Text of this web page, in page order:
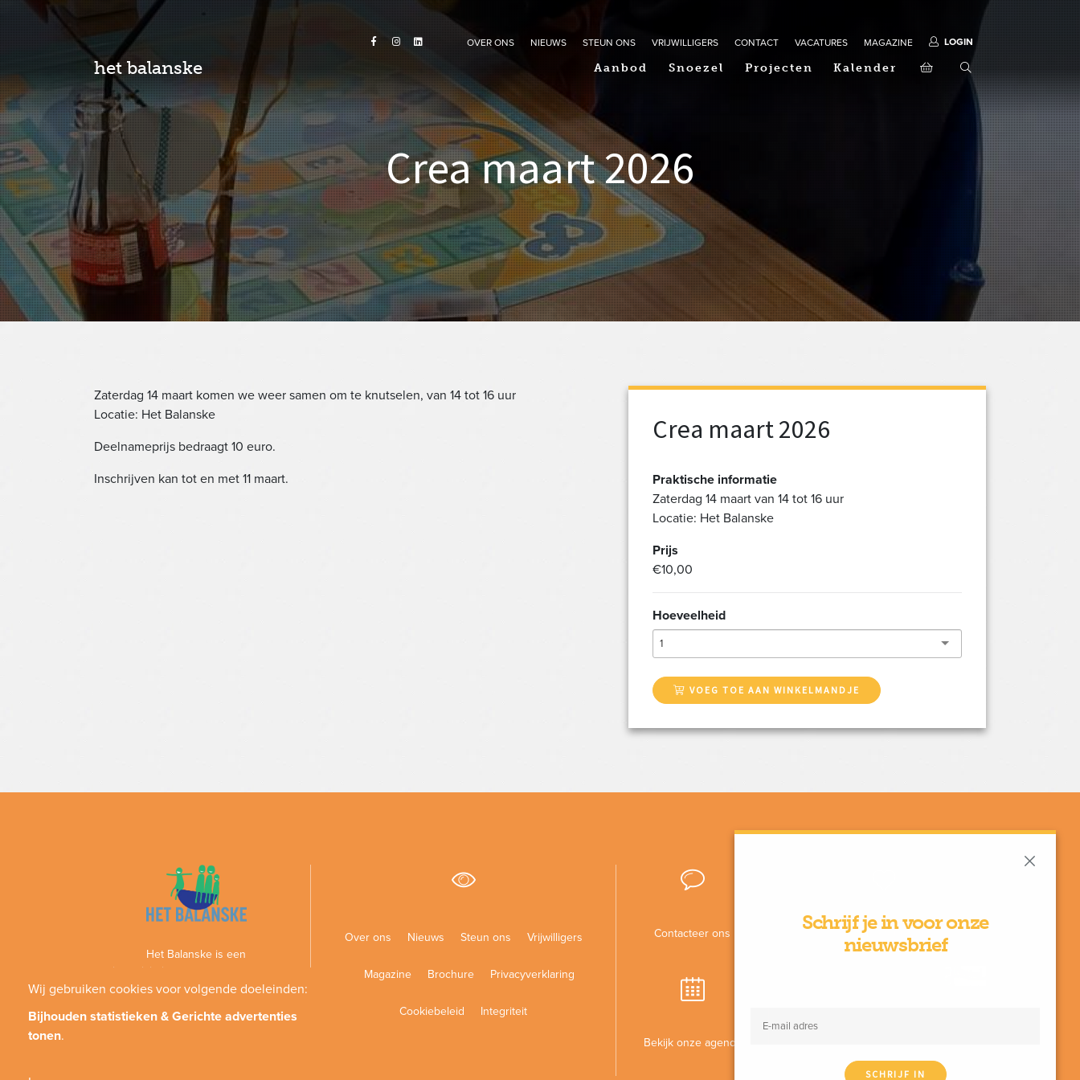
OVER ONS NIEUWS STEUN ONS VRIJWILLIGERS CONTACT VACATURES MAGAZINE LOGIN
het balanske Aanbod Snoezel Projecten Kalender
Crea maart 2026
Zaterdag 14 maart komen we weer samen om te knutselen, van 14 tot 16 uur
Locatie: Het Balanske
Deelnameprijs bedraagt 10 euro.
Inschrijven kan tot en met 11 maart.
Crea maart 2026
Praktische informatie
Zaterdag 14 maart van 14 tot 16 uur
Locatie: Het Balanske
Prijs
€10,00
Hoeveelheid
1
VOEG TOE AAN WINKELMANDJE
Schrijf je in voor onze
nieuwsbrief
SCHRIJF IN
Het Balanske is een
gezinsactiviteitencentrum voor personen
met een handicap en hun gezin
Over ons Nieuws Steun ons Vrijwilligers
Magazine Brochure Privacyverklaring
Cookiebeleid Integriteit
Contacteer ons
Bekijk onze agenda
Met de steun van
Wij gebruiken cookies voor volgende doeleinden:
Bijhouden statistieken & Gerichte advertenties
tonen.